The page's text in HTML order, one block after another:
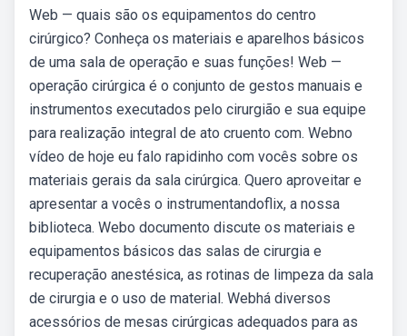
Web — quais são os equipamentos do centro
cirúrgico? Conheça os materiais e aparelhos básicos
de uma sala de operação e suas funções! Web —
operação cirúrgica é o conjunto de gestos manuais e
instrumentos executados pelo cirurgião e sua equipe
para realização integral de ato cruento com. Webno
vídeo de hoje eu falo rapidinho com vocês sobre os
materiais gerais da sala cirúrgica. Quero aproveitar e
apresentar a vocês o instrumentandoflix, a nossa
biblioteca. Webo documento discute os materiais e
equipamentos básicos das salas de cirurgia e
recuperação anestésica, as rotinas de limpeza da sala
de cirurgia e o uso de material. Webhá diversos
acessórios de mesas cirúrgicas adequados para as